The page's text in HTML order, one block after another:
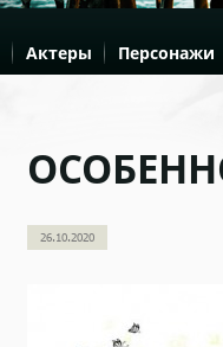
Актеры Персонажи
26.10.2020